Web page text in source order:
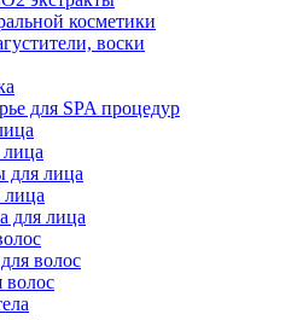
косметики
воски
для SPA процедур
для лица
лица
для лица
волос
волос